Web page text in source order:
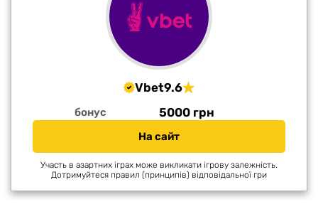
Vbet9.6
бонус 5000 грн
На сайт
Участь в азартних іграх може викликати ігрову залежність.
Дотримуйтеся правил (принципів) відповідальної гри